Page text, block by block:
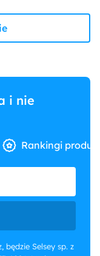
i nie
Rankingi
będzie Selsey sp. z